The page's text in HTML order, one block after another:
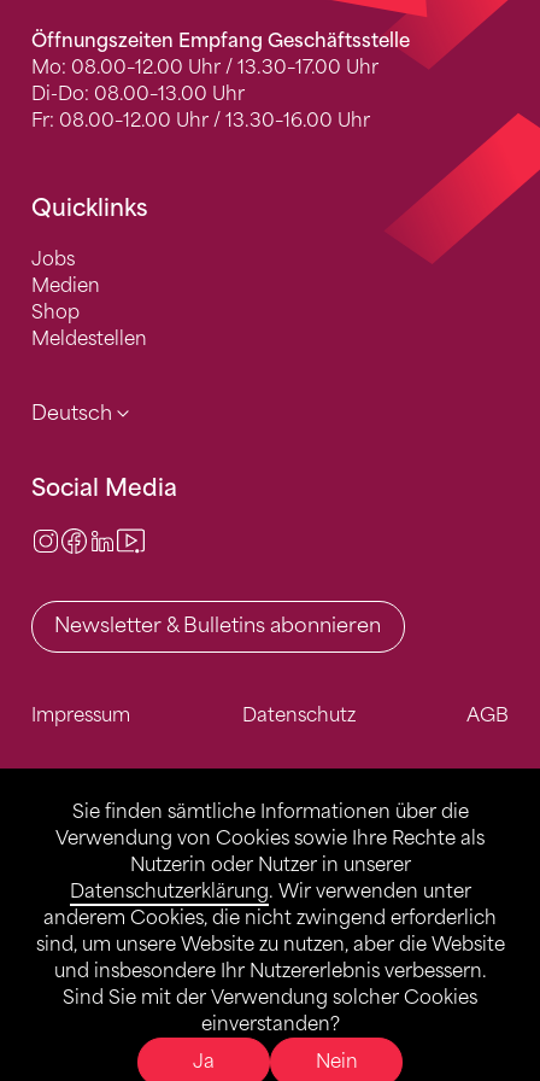
Sie finden sämtliche Informationen über die
Verwendung von Cookies sowie Ihre Rechte als
Nutzerin oder Nutzer in unserer
Datenschutzerklärung. Wir verwenden unter
anderem Cookies, die nicht zwingend erforderlich
sind, um unsere Website zu nutzen, aber die Website
und insbesondere Ihr Nutzererlebnis verbessern.
Sind Sie mit der Verwendung solcher Cookies
einverstanden?
Ja
Nein
Öffnungszeiten Empfang Geschäftsstelle
Mo: 08.00–12.00 Uhr / 13.30–17.00 Uhr
Di-Do: 08.00–13.00 Uhr
Fr: 08.00–12.00 Uhr / 13.30–16.00 Uhr
Quicklinks
Jobs
Medien
Shop
Meldestellen
Deutsch
Social Media
Instagram
Facebook
LinkedIn
Newsletter & Bulletins abonnieren
Impressum Datenschutz AGB